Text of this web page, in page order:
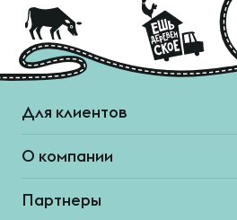
Для клиентов
О компании
Партнеры